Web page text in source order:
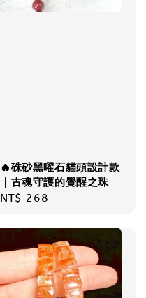
🔥硃砂黑曜石貓頭設計款
｜古魂守護的覺醒之珠
Regular
NT$ 268